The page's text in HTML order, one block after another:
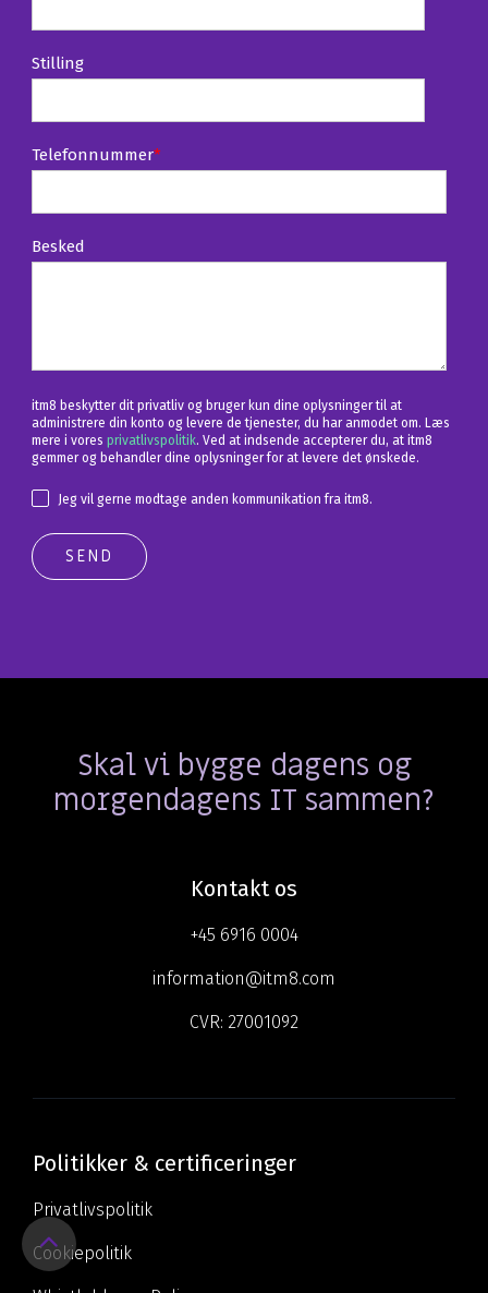
Stilling
Telefonnummer*
Besked
itm8 beskytter dit privatliv og bruger kun dine oplysninger til at
administrere din konto og levere de tjenester, du har anmodet om. Læs
mere i vores privatlivspolitik. Ved at indsende accepterer du, at itm8
gemmer og behandler dine oplysninger for at levere det ønskede.
Jeg vil gerne modtage anden kommunikation fra itm8.
Skal vi bygge dagens og
morgendagens IT sammen?
Kontakt os
+45 6916 0004
information@itm8.com
CVR: 27001092
Politikker & certificeringer
Privatlivspolitik
Cookiepolitik
Return
to